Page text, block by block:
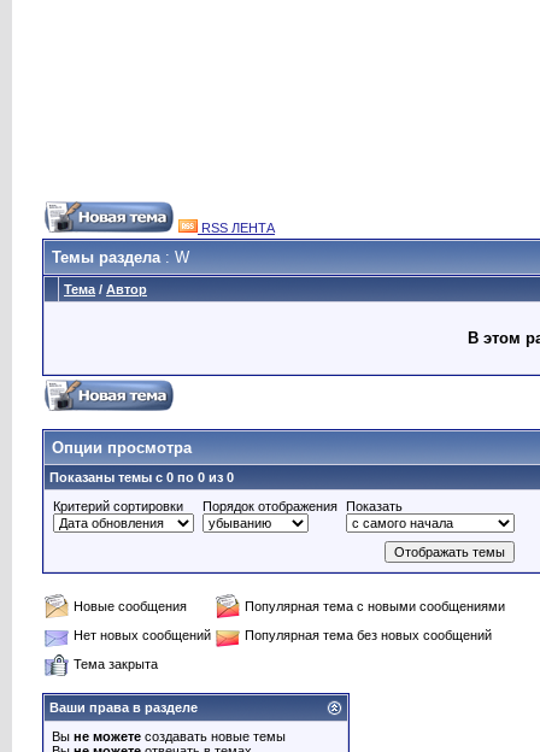
RSS ЛЕНТА
Темы раздела: W
Тема / Автор
В этом
Опции просмотра
Показаны темы с 0 по 0 из 0
Критерий сортировки
Порядок отображения Показать
Новые сообщения
Популярная тема с новыми сообщениями
Нет новых сообщений
Популярная тема без новых сообщений
Тема закрыта
Ваши права в разделе
Вы не можете создавать новые темы